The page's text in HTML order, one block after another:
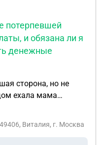
потерпевшей
и обязана ли я
денежные
сторона, но не
ехала мама
Виновник дтп
выплаты, и
Виталия, г. Москва